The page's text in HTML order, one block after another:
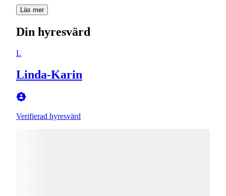
Läs mer
Din hyresvärd
L
Linda-Karin
Verifierad hyresvärd